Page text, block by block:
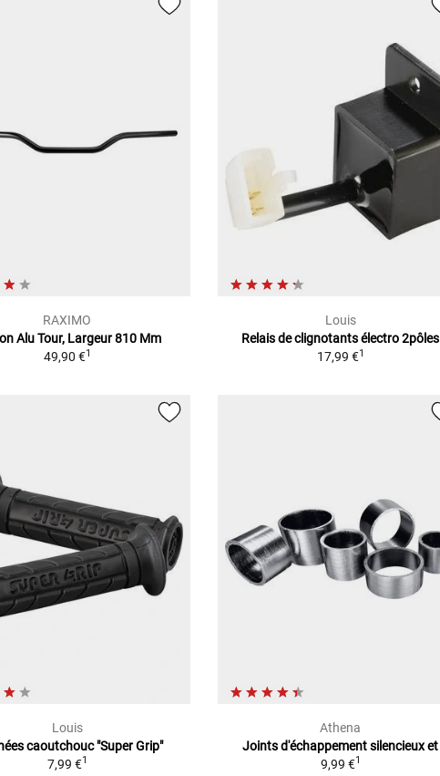
RAXIMO
Alu Tour, Largeur 810 Mm
49,90 €1
Louis
Relais de clignotants électro 2pôles
17,99 €1
Louis
caoutchouc "Super Grip"
7,99 €1
Athena
Joints d'échappement silencieux et
9,99 €1